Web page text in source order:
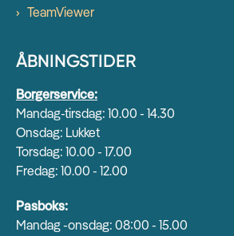
TeamViewer
ÅBNINGSTIDER
Borgerservice:
Mandag-tirsdag: 10.00 - 14.30
Onsdag: Lukket
Torsdag: 10.00 - 17.00
Fredag: 10.00 - 12.00
Pasboks:
Mandag -onsdag: 08:00 - 15.00